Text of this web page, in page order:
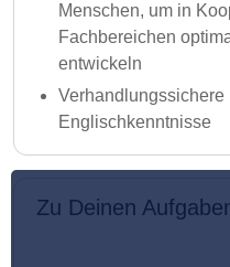
Menschen, um in
Fachbereichen
entwickeln
Englischkenntnisse
Zu Deinen